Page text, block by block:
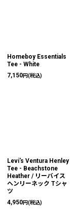
Homeboy Essentials
Tee - White
7,150円(税込)
Levi's Ventura Henley
Tee - Beachstone
Heather / リーバイス
ヘンリーネック Tシャ
ツ
4,950円(税込)